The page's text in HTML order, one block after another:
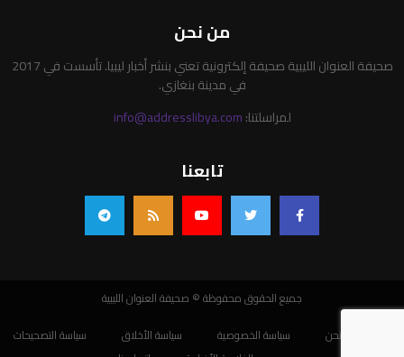
من نحن
صحيفة العنوان الليبية صحيفة إلكترونية تعني بنشر أخبار ليبيا. تأسست في 2017
في مدينة بنغازي.
لمراسلتنا:info@addresslibya.com
تابعنا
جميع الحقوق محفوظة © صحيفة العنوان الليبية
من نحن
سياسة الخصوصية سياسة الأخلاق
سياسة التصحيحات